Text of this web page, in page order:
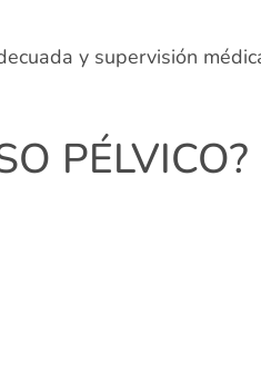
y supervisión
PÉLVICO?